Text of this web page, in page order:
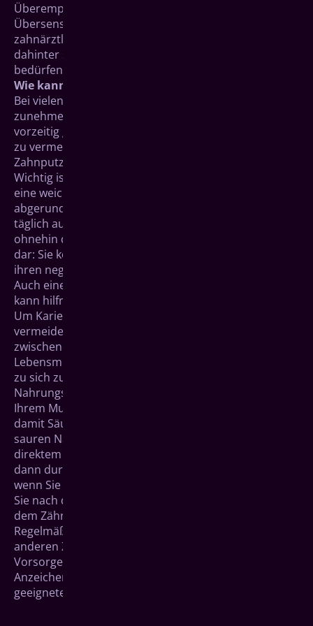
Überempfindlichkeit mindern. Sie sollten eine
Übersensibilität der Zähne allerdings immer
zahnärztlich abklären lassen, da mehrere Ursachen
dahinter stehen können, die einer Behandlung
bedürfen.
Wie kann man vorbeugen?
Bei vielen Menschen geht das Zahnfleisch mit
zunehmendem Alter zurück. Damit dies nicht
vorzeitig geschieht und um Schäden an den Zähnen
zu vermeiden, sollten Sie auf eine gute
Zahnputztechnik und eine gute Zahnbürste achten.
Wichtig ist es, dass Sie nicht zu fest aufdrücken und
eine weiche oder mittelharte Zahnbürste mit
abgerundeten Borsten verwenden. Benutzen Sie
täglich auch Zahnseide. Eine gute Mundhygiene stellt
ohnehin die vielleicht wichtigste Vorsorgemaßnahme
dar: Sie können damit Karies und Parodontitis mit all
ihren negativen Begleiterscheinungen vorbeugen.
Auch eine regelmäßige professionelle Zahnreinigung
kann hilfreich sein.
Um Karies als Ursache für empfindliche Zähne zu
vermeiden, sollten Sie vermeiden, ständig
zwischendurch Süßes zu naschen oder saure
Lebensmittel und Getränke wie Cola und Fruchtsäfte
zu sich zu nehmen. Mit zuckerhaltigen
Nahrungsmitteln „füttern“ Sie die Kariesbakterien in
Ihrem Mund. Diese Mikroorganismen produzieren
damit Säure, der Ihren Zahnschmelz angreift. Die in
sauren Nahrungsmitteln enthaltene Säure kann auf
direktem Wege schaden. Ihr Speichel kann dies nur
dann durch seine verdünnende Wirkung ausgleichen,
wenn Sie nicht ständig für Nachschub sorgen. Warten
Sie nach dem Genuss solcher Lebensmittel daher mit
dem Zähneputzen etwa eine halbe Stunde.
Regelmäßige Zahnarztbesuche gehören hier wie bei
anderen Zahnerkrankungen als wichtige Säule zur
Vorsorge dazu. In unserer Praxis können wir erste
Anzeichen erkennen, Ihnen Pflegetipps geben und
geeignete Maßnahmen ergreifen.